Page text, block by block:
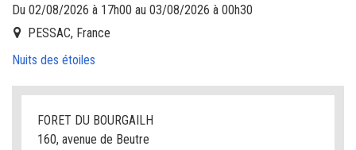
Du 02/08/2026 à 17h00 au 03/08/2026 à 00h30
PESSAC, France
Nuits des étoiles
FORET DU BOURGAILH
160, avenue de Beutre